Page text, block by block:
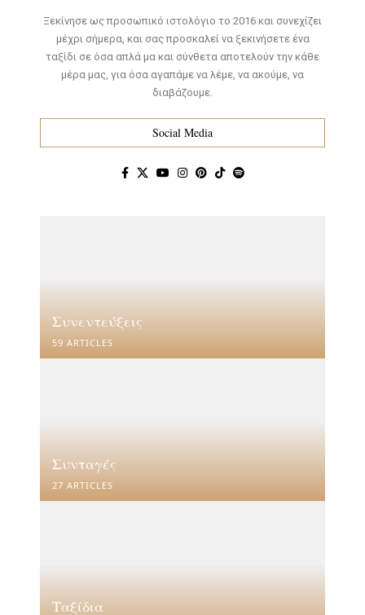
Ξεκίνησε ως προσωπικό ιστολόγιο το 2016 και συνεχίζει
μέχρι σήμερα, και σας προσκαλεί να ξεκινήσετε ένα
ταξίδι σε όσα απλά μα και σύνθετα αποτελούν την κάθε
μέρα μας, για όσα αγαπάμε να λέμε, να ακούμε, να
διαβάζουμε.
Social Media
Συνεντεύξεις
59 ARTICLES
Συνταγές
27 ARTICLES
Ταξίδια